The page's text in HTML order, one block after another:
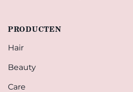
PRODUCTEN
Hair
Beauty
Care